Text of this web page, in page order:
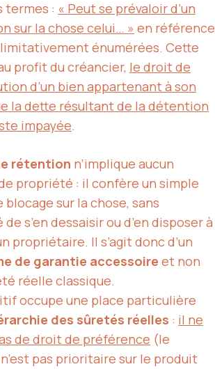
termes : « Peut se prévaloir d’un
sur la chose celui… » en référence
énumérées. Cette
profit du créancier, le droit de
d’un bien appartenant à son
la dette résultant de la détention
impayée.
rétention n’implique aucun
propriété : il confère un simple
blocage sur la chose, sans
s’en dessaisir ou d’en disposer à
propriétaire. Il s’agit donc d’un
de garantie accessoire et non
réelle classique.
occupe une place particulière
des sûretés réelles : il ne
de droit de préférence (le
pas prioritaire sur le produit